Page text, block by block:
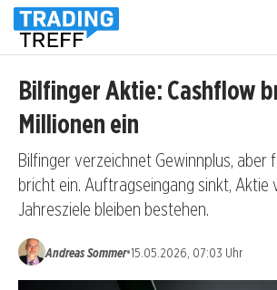
Bilfinger Aktie: Cashflow
Millionen ein
Bilfinger verzeichnet Gewinnplus, aber
bricht ein. Auftragseingang sinkt, Aktie
Jahresziele bleiben bestehen.
Andreas Sommer•15.05.2026, 07:03 Uhr